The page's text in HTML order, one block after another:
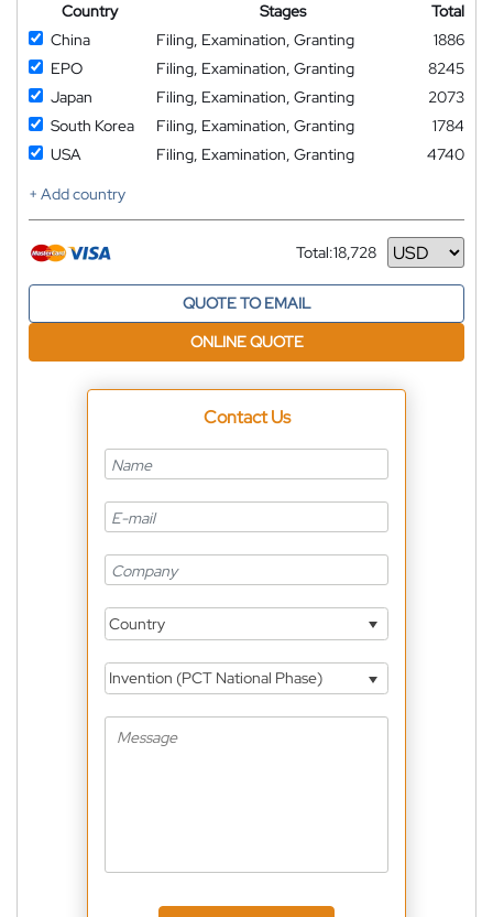
Country Stages
Total
China
Filing, Examination, Granting
1886
EPO
Filing, Examination, Granting
8245
Japan
Filing, Examination, Granting
2073
South Korea
Filing, Examination, Granting
1784
USA
Filing, Examination, Granting
4740
+ Add country
Total:18,728
Currency
QUOTE TO EMAIL
ONLINE QUOTE
Contact Us
Country
Invention (PCT National Phase)